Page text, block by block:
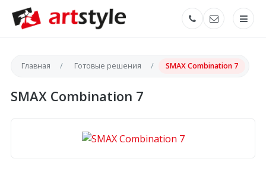
Главная Готовые решения SMAX Combination 7
SMAX Combination 7